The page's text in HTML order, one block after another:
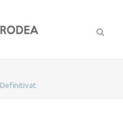
Definitivat